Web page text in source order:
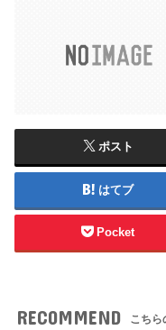
ポスト
はてブ
Pocket
RECOMMEND こちら